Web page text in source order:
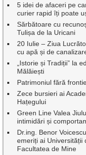
5 idei de afaceri pe
curier rapid îți poate
Sărbătoare cu
Tulișa de la Uricani
20 Iulie – Ziua
cu apă și de
„Istorie și Tradiții” la
Mălăiești
Patrimoniul fără
Zece bursieri ai
Hațegului
Green Line Valea
intimidări și
Dr.ing. Benor
emeriți ai Universității
Facultatea de Mine